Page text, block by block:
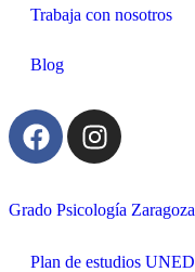
Trabaja con nosotros
Blog
Grado Psicología Zaragoza
Plan de estudios UNED